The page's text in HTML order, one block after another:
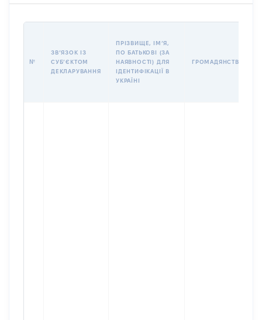
№
ЗВʼЯЗОК ІЗ
СУБʼЄКТОМ
ДЕКЛАРУВАННЯ
ПРІЗВИЩЕ, ІМʼЯ,
ПО БАТЬКОВІ (ЗА
НАЯВНОСТІ) ДЛЯ
ІДЕНТИФІКАЦІЇ В
УКРАЇНІ
ГРОМАДЯНСТВО